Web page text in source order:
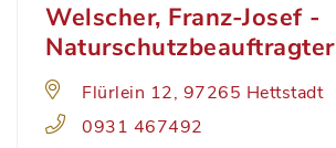
Welscher, Franz-Josef -
Naturschutzbeauftragter
Flürlein 12, 97265 Hettstadt
0931 467492